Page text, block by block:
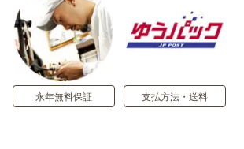
永年無料保証 支払方法・送料